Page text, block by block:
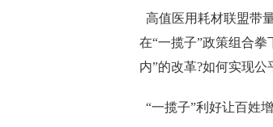
高值医用耗材联盟带
在“一揽子”政策组合
内”的改革?如何实现
“一揽子”利好让百姓